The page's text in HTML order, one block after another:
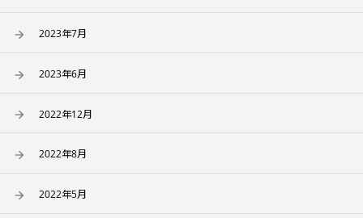
2023年7月
2023年6月
2022年12月
2022年8月
2022年5月